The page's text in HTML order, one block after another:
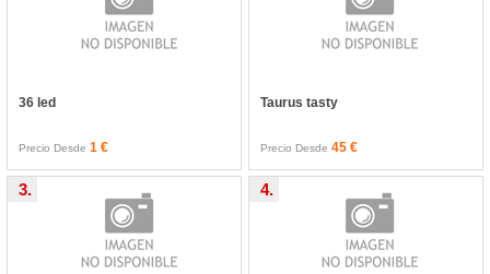
36 led
Precio Desde1 €
Taurus tasty
Precio Desde 45 €
3. 4.